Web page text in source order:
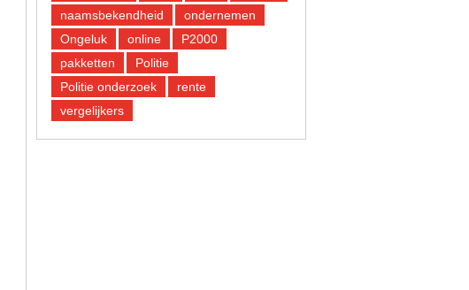
naamsbekendheid
ondernemen
Ongeluk
online
P2000
pakketten
Politie
Politie onderzoek
rente
vergelijkers